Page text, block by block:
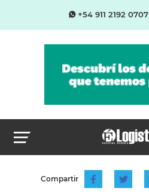
+54 911 2192 0707
Compartir